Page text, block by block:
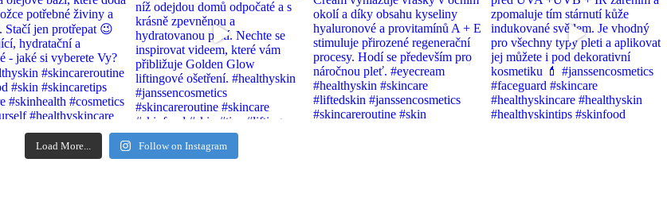
Load More... Follow on Instagram